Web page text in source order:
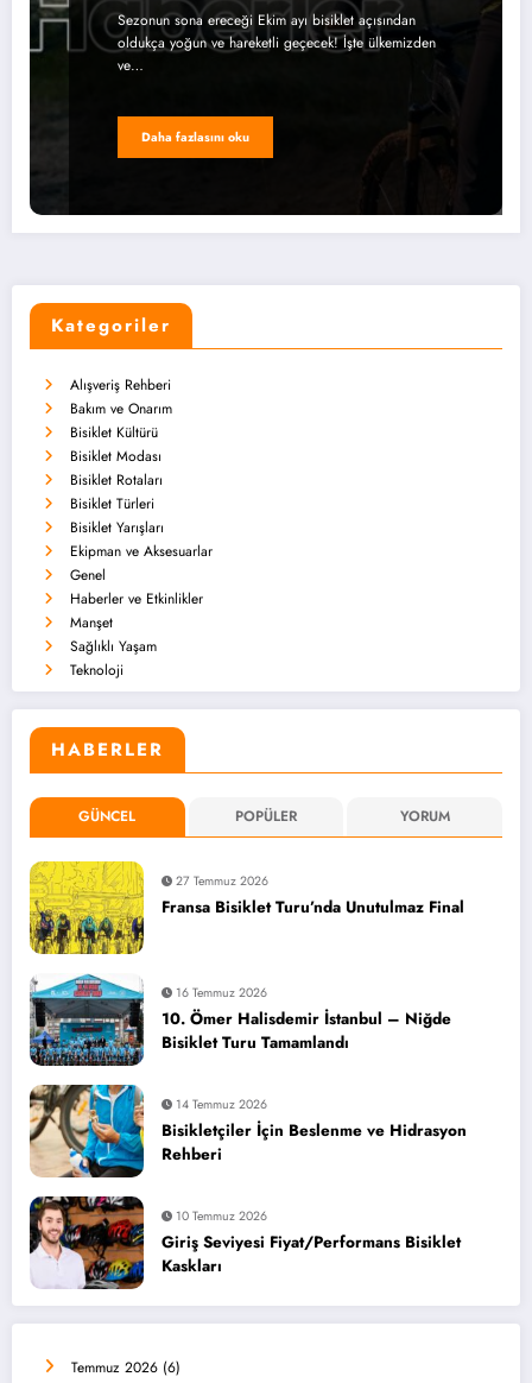
Sezonun sona ereceği Ekim ayı bisiklet açısından
oldukça yoğun ve hareketli geçecek! İşte ülkemizden
ve…
Daha fazlasını oku
Kategoriler
Alışveriş Rehberi
Bakım ve Onarım
Bisiklet Kültürü
Bisiklet Modası
Bisiklet Rotaları
Bisiklet Türleri
Bisiklet Yarışları
Ekipman ve Aksesuarlar
Genel
Haberler ve Etkinlikler
Manşet
Sağlıklı Yaşam
Teknoloji
HABERLER
GÜNCEL POPÜLER YORUM
27 Temmuz 2026
Fransa Bisiklet Turu’nda Unutulmaz Final
16 Temmuz 2026
10. Ömer Halisdemir İstanbul – Niğde
Bisiklet Turu Tamamlandı
14 Temmuz 2026
Bisikletçiler İçin Beslenme ve Hidrasyon
Rehberi
10 Temmuz 2026
Giriş Seviyesi Fiyat/Performans Bisiklet
Kaskları
Temmuz 2026 (6)